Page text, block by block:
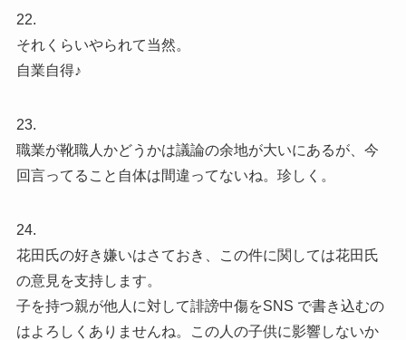
22.
それくらいやられて当然。
自業自得♪
23.
職業が靴職人かどうかは議論の余地が大いにあるが、今
回言ってること自体は間違ってないね。珍しく。
24.
花田氏の好き嫌いはさておき、この件に関しては花田氏
の意見を支持します。
子を持つ親が他人に対して誹謗中傷をSNS で書き込むの
はよろしくありませんね。この人の子供に影響しないか